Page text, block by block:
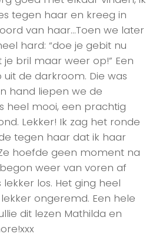
tegen haar en kreeg in
van haar…Toen we later
hard: “doe je gebit nu
bril maar weer op!” Een
de darkroom. Die was
hand liepen we de
heel mooi, een prachtig
Lekker! Ik zag het ronde
tegen haar dat ik haar
hoefde geen moment na
weer van voren af
los. Het ging heel
ongeremd. Een hele
dit lezen Mathilda en